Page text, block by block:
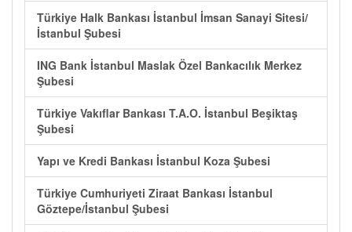
Türkiye Halk Bankası İstanbul İmsan Sanayi Sitesi/
İstanbul Şubesi
ING Bank İstanbul Maslak Özel Bankacılık Merkez
Şubesi
Türkiye Vakıflar Bankası T.A.O. İstanbul Beşiktaş
Şubesi
Yapı ve Kredi Bankası İstanbul Koza Şubesi
Türkiye Cumhuriyeti Ziraat Bankası İstanbul
Göztepe/İstanbul Şubesi